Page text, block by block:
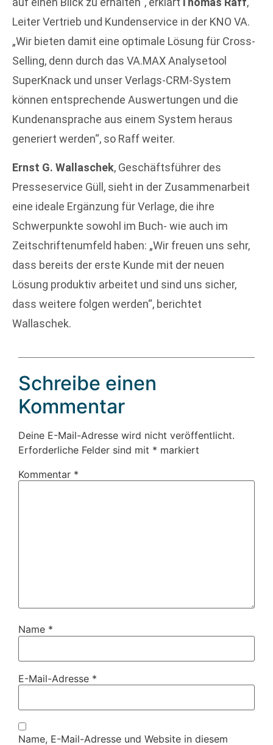
Leiter Vertrieb und Kundenservice in der KNO VA.
„Wir bieten damit eine optimale Lösung für Cross-
Selling, denn durch das VA.MAX Analysetool
SuperKnack und unser Verlags-CRM-System
können entsprechende Auswertungen und die
Kundenansprache aus einem System heraus
generiert werden“, so Raff weiter.
Ernst G. Wallaschek, Geschäftsführer des
Presseservice Güll, sieht in der Zusammenarbeit
eine ideale Ergänzung für Verlage, die ihre
Schwerpunkte sowohl im Buch- wie auch im
Zeitschriftenumfeld haben: „Wir freuen uns sehr,
dass bereits der erste Kunde mit der neuen
Lösung produktiv arbeitet und sind uns sicher,
dass weitere folgen werden“, berichtet
Wallaschek.
Schreibe einen
Kommentar
Deine E-Mail-Adresse wird nicht veröffentlicht.
Erforderliche Felder sind mit * markiert
Kommentar *
Name *
E-Mail-Adresse *
Name, E-Mail-Adresse und Website in diesem